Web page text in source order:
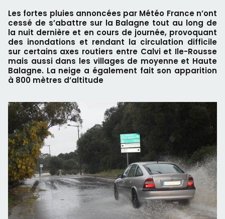
Les fortes pluies annoncées par Météo France n’ont
cessé de s’abattre sur la Balagne tout au long de
la nuit dernière et en cours de journée, provoquant
des inondations et rendant la circulation difficile
sur certains axes routiers entre Calvi et Ile-Rousse
mais aussi dans les villages de moyenne et Haute
Balagne. La neige a également fait son apparition
à 800 mètres d’altitude